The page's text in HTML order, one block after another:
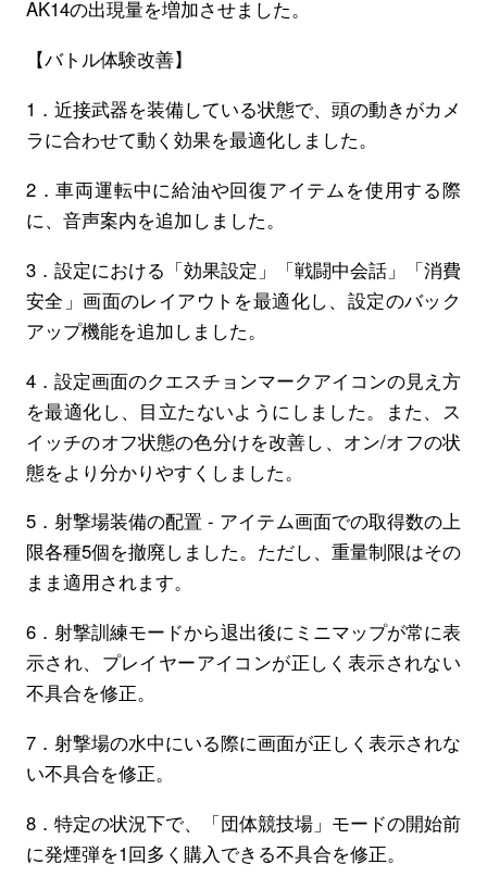
AK14の出現量を増加させました。
【バトル体験改善】
1．近接武器を装備している状態で、頭の動きがカメ
ラに合わせて動く効果を最適化しました。
2．車両運転中に給油や回復アイテムを使用する際
に、音声案内を追加しました。
3．設定における「効果設定」「戦闘中会話」「消費
安全」画面のレイアウトを最適化し、設定のバック
アップ機能を追加しました。
4．設定画面のクエスチョンマークアイコンの見え方
を最適化し、目立たないようにしました。また、ス
イッチのオフ状態の色分けを改善し、オン/オフの状
態をより分かりやすくしました。
5．射撃場装備の配置 - アイテム画面での取得数の上
限各種5個を撤廃しました。ただし、重量制限はその
まま適用されます。
6．射撃訓練モードから退出後にミニマップが常に表
示され、プレイヤーアイコンが正しく表示されない
不具合を修正。
7．射撃場の水中にいる際に画面が正しく表示されな
い不具合を修正。
8．特定の状況下で、「団体競技場」モードの開始前
に発煙弾を1回多く購入できる不具合を修正。